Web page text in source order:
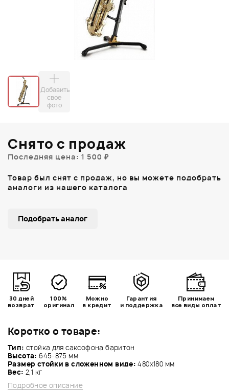
Добавить
свое
фото
Коротко о товаре:
Тип: стойка для саксофона баритон
Высота: 645-875 мм
Размер стойки в сложенном виде: 480х180 мм
Вес: 2,1 кг
Подробное описание
Снято с продаж
Последняя цена: 1 500 ₽
Товар был снят с продаж, но вы можете подобрать
аналоги из нашего каталога
Подобрать аналог
30 дней
возврат
100%
оригинал
Можно
в кредит
Гарантия
и поддержка
Принимаем
все виды оплат